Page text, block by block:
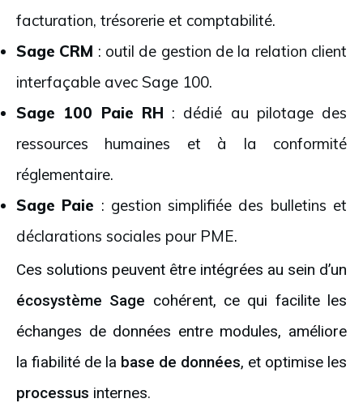
facturation, trésorerie et comptabilité.
Sage CRM : outil de gestion de la relation client
interfaçable avec Sage 100.
Sage 100 Paie RH : dédié au pilotage des
ressources humaines et à la conformité
réglementaire.
Sage Paie : gestion simplifiée des bulletins et
déclarations sociales pour PME.
Ces solutions peuvent être intégrées au sein d’un
écosystème Sage cohérent, ce qui facilite les
échanges de données entre modules, améliore
la fiabilité de la base de données, et optimise les
processus internes.